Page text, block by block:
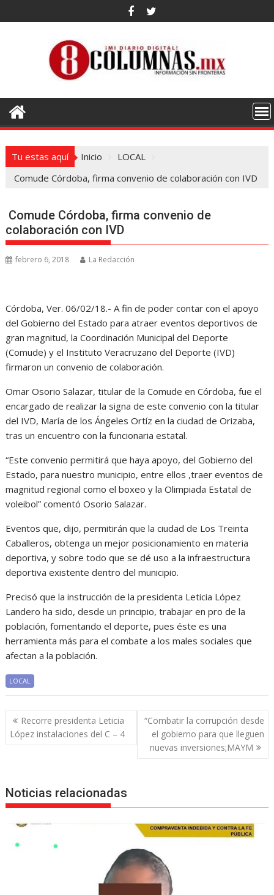
al
Tu estas aquí Inicio
LOCAL
Comude Córdoba, firma convenio de colaboración con IVD
Comude Córdoba, firma convenio de
colaboración con IVD
febrero 6, 2018 La Redacción
Córdoba, Ver. 06/02/18.- A fin de poder contar con el apoyo
del Gobierno del Estado para atraer eventos deportivos de
gran magnitud, la Coordinación Municipal del Deporte
(Comude) y el Instituto Veracruzano del Deporte (IVD)
firmaron un convenio de colaboración.
Omar Osorio Salazar, titular de la Comude en Córdoba, fue el
encargado de realizar la signa de este convenio con la titular
del IVD, María de los Ángeles Ortíz en la ciudad de Orizaba,
tras un encuentro con la funcionaria estatal.
“Este convenio permitirá que haya apoyo, del Gobierno del
Estado, para nuestro municipio, entre ellos ,traer eventos de
magnitud regional como el boxeo y la Olimpiada Estatal de
voleibol” comentó Osorio Salazar.
Eventos que, dijo, permitirán que la ciudad de Los Treinta
Caballeros, obtenga un mejor posicionamiento en materia
deportiva, y sobre todo que se dé uso a la infraestructura
deportiva existente dentro del municipio.
Precisó que la instrucción de la presidenta Leticia López
Landero ha sido, desde un principio, trabajar en pro de la
población, fomentando el deporte, pues éste es una
herramienta más para el combate a los males sociales que
afectan a la población.
LOCAL
Navegación
de
entradas
Recorre presidenta Leticia
López instalaciones del C – 4
“Combatir la corrupción desde
el gobierno para que lleguen
nuevas inversiones;MAYM
Noticias relacionadas